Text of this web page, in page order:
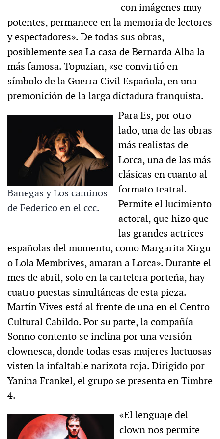
con imágenes muy
potentes, permanece en la memoria de lectores
y espectadores». De todas sus obras,
posiblemente sea La casa de Bernarda Alba la
más famosa. Topuzian, «se convirtió en
símbolo de la Guerra Civil Española, en una
premonición de la larga dictadura franquista.
Banegas y Los caminos
de Federico en el ccc.
Para Es, por otro
lado, una de las obras
más realistas de
Lorca, una de las más
clásicas en cuanto al
formato teatral.
Permite el lucimiento
actoral, que hizo que
las grandes actrices
españolas del momento, como Margarita Xirgu
o Lola Membrives, amaran a Lorca». Durante el
mes de abril, solo en la cartelera porteña, hay
cuatro puestas simultáneas de esta pieza.
Martín Vives está al frente de una en el Centro
Cultural Cabildo. Por su parte, la compañía
Sonno contento se inclina por una versión
clownesca, donde todas esas mujeres luctuosas
visten la infaltable narizota roja. Dirigido por
Yanina Frankel, el grupo se presenta en Timbre
4.
«El lenguaje del
clown nos permite